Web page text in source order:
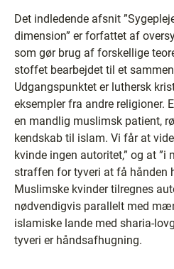
Det indledende afsnit
dimension” er forfattet af
som gør brug af forskellige
stoffet bearbejdet til et
Udgangspunktet er luthersk
eksempler fra andre religioner.
en mandlig muslimsk patient,
kendskab til islam. Vi får at
kvinde ingen autoritet,” og at ”i
straffen for tyveri at få hånden
Muslimske kvinder tilregnes
nødvendigvis parallelt med
islamiske lande med sharia-
tyveri er håndsafhugning.